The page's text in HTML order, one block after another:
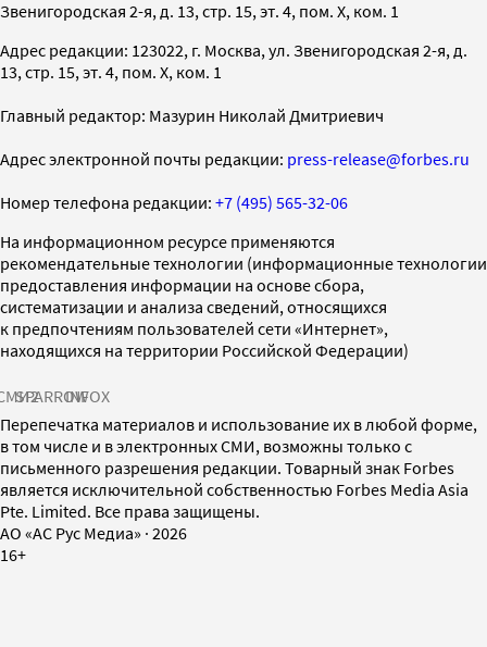
Звенигородская 2-я, д. 13, стр. 15, эт. 4, пом. X, ком. 1
Адрес редакции: 123022, г. Москва, ул. Звенигородская 2-я, д.
13, стр. 15, эт. 4, пом. X, ком. 1
Главный редактор: Мазурин Николай Дмитриевич
Адрес электронной почты редакции: press-release@forbes.ru
Номер телефона редакции: +7 (495) 565-32-06
На информационном ресурсе применяются
рекомендательные технологии (информационные технологии
предоставления информации на основе сбора,
систематизации и анализа сведений, относящихся
к предпочтениям пользователей сети «Интернет»,
находящихся на территории Российской Федерации)
SPARROWINFOX
Перепечатка материалов и использование их в любой форме,
в том числе и в электронных СМИ, возможны только с
письменного разрешения редакции. Товарный знак Forbes
является исключительной собственностью Forbes Media Asia
Pte. Limited. Все права защищены.
AO «АС Рус Медиа» · 2026
16+